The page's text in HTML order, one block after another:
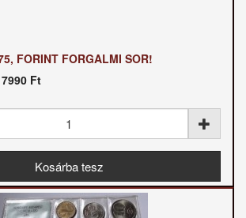
FORINT FORGALMI SOR!
7990 Ft